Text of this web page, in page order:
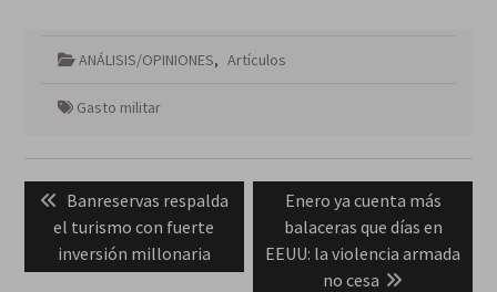
ANÁLISIS/OPINIONES, Artículos
Gasto militar
de
entradas
Previous
post:
Banreservas respalda
el turismo con fuerte
inversión millonaria
Next
post:
Enero ya cuenta más
balaceras que días en
EEUU: la violencia armada
no cesa